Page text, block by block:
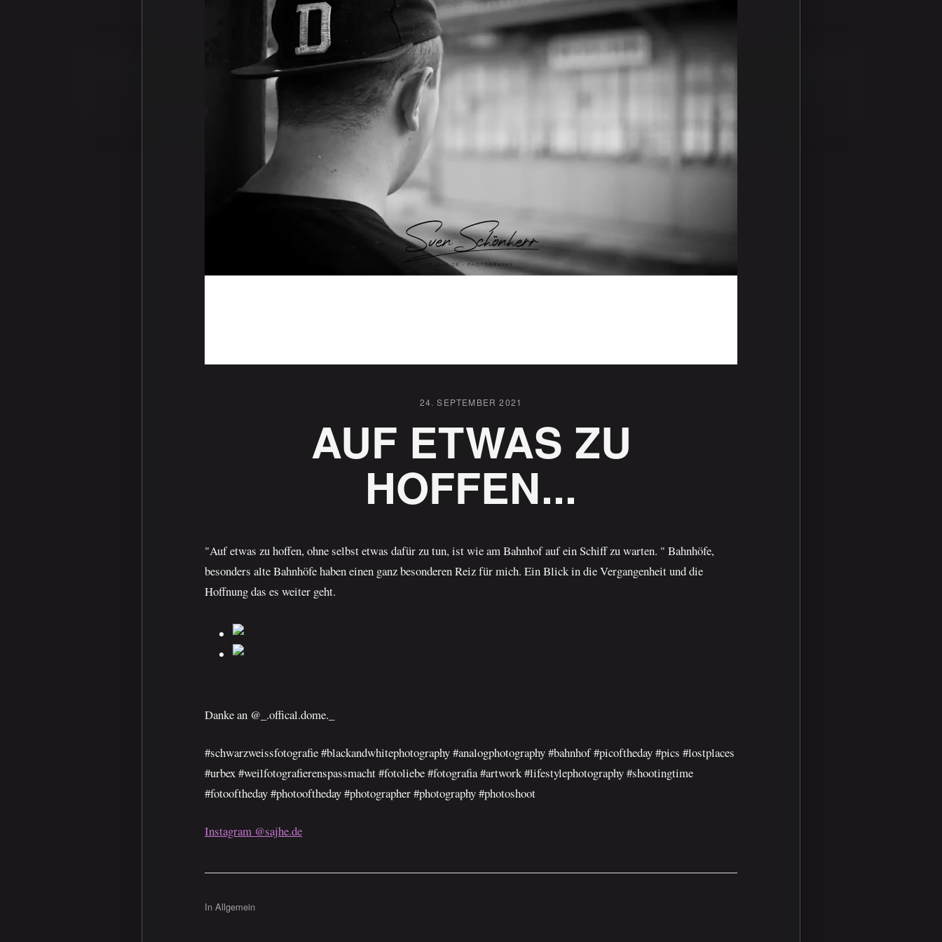
24. SEPTEMBER 2021
AUF ETWAS ZU
HOFFEN...
"Auf etwas zu hoffen, ohne selbst etwas dafür zu tun, ist wie am Bahnhof auf ein Schiff zu warten. " Bahnhöfe,
besonders alte Bahnhöfe haben einen ganz besonderen Reiz für mich. Ein Blick in die Vergangenheit und die
Hoffnung das es weiter geht.
Danke an @_.offical.dome._
#schwarzweissfotografie #blackandwhitephotography #analogphotography #bahnhof #picoftheday #pics #lostplaces
#urbex #weilfotografierenspassmacht #fotoliebe #fotografia #artwork #lifestylephotography #shootingtime
#fotooftheday #photooftheday #photographer #photography #photoshoot
Instagram @sajhe.de
In Allgemein